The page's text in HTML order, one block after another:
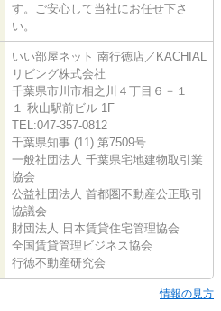
す。ご安心して当社にお任せ下さ
い。
いい部屋ネット 南行徳店／KACHIAL
リビング株式会社
千葉県市川市相之川４丁目６－１
１ 秋山駅前ビル 1F
TEL:047-357-0812
千葉県知事 (11) 第7509号
一般社団法人 千葉県宅地建物取引業
協会
公益社団法人 首都圏不動産公正取引
協議会
財団法人 日本賃貸住宅管理協会
全国賃貸管理ビジネス協会
行徳不動産研究会
情報の見方